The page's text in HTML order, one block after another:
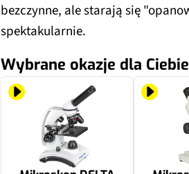
bezczynne, ale starają się
spektakularnie.
Wybrane okazje dla Ciebie